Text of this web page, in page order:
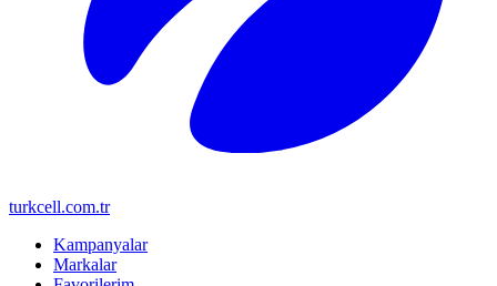
turkcell.com.tr
Kampanyalar
Markalar